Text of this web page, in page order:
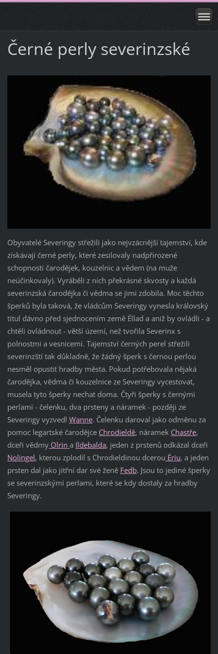
Černé perly severinzské
Obyvatelé Severingy střežili jako nejvzácnější tajemství, kde
získávají černé perly, které zesilovaly nadpřirozené
schopnosti čarodějek, kouzelnic a vědem (na muže
neúčinkovaly). Vyráběli z nich překrásné skvosty a každá
severinzská čarodějka či vědma se jimi zdobila. Moc těchto
šperků byla taková, že vládcům Severingy vynesla královský
titul dávno před sjednocením země Éllad a aniž by ovládli - a
chtěli ovládnout - větší území, než tvořila Severinx s
polnostmi a vesnicemi. Tajemství černých perel střežili
severinzští tak důkladně, že žádný šperk s černou perlou
nesměl opustit hradby města. Pokud potřebovala nějaká
čarodějka, vědma či kouzelnice ze Severingy vycestovat,
musela tyto šperky nechat doma. Čtyři šperky s černými
perlami - čelenku, dva prsteny a náramek - později ze
Severingy vyzvedl Wanne. Čelenku daroval jako odměnu za
pomoc legartské čarodějce Chrodieldě, náramek Chastře,
dceři vědmyOlrin a Ildebalda, jeden z prstenů odkázal dceři
Nolingel, kterou zplodil s Chrodieldinou dcerou Ériu, a jeden
prsten dal jako jitřní dar své ženě Fedb. Jsou to jediné šperky
se severinzskými perlami, které se kdy dostaly za hradby
Severingy.